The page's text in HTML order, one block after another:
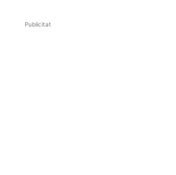
Publicitat